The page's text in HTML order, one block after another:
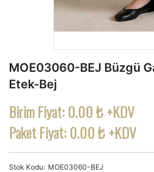
MOE03060-BEJ Büzgü
Etek-Bej
Birim Fiyat:0.00 ₺ +KDV
Paket Fiyat:0.00 ₺ +KDV
Stok Kodu MOE03060-BEJ